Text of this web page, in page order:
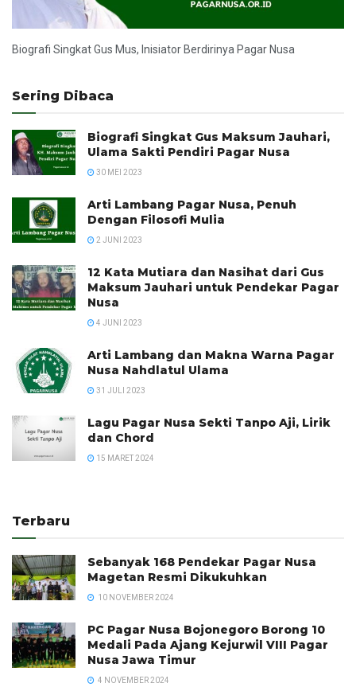
Biografi Singkat Gus Mus, Inisiator Berdirinya Pagar Nusa
Sering Dibaca
Biografi Singkat Gus Maksum Jauhari,
Ulama Sakti Pendiri Pagar Nusa
30 MEI 2023
Arti Lambang Pagar Nusa, Penuh
Dengan Filosofi Mulia
2 JUNI 2023
12 Kata Mutiara dan Nasihat dari Gus
Maksum Jauhari untuk Pendekar Pagar
Nusa
4 JUNI 2023
Arti Lambang dan Makna Warna Pagar
Nusa Nahdlatul Ulama
31 JULI 2023
Lagu Pagar Nusa Sekti Tanpo Aji, Lirik
dan Chord
15 MARET 2024
Terbaru
Sebanyak 168 Pendekar Pagar Nusa
Magetan Resmi Dikukuhkan
10 NOVEMBER 2024
PC Pagar Nusa Bojonegoro Borong 10
Medali Pada Ajang Kejurwil VIII Pagar
Nusa Jawa Timur
4 NOVEMBER 2024